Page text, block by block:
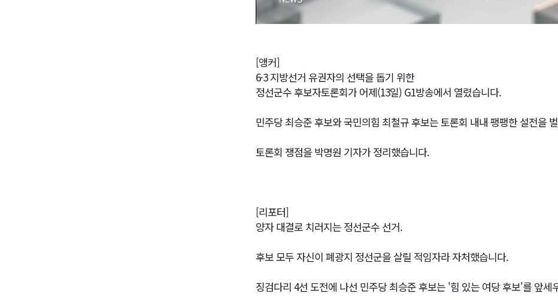
[앵커]
6·3 지방선거 유권자의 선택을 돕기 위한
정선군수 후보자토론회가 어제(13일) G1방송에서 열렸습니다.
민주당 최승준 후보와 국민의힘 최철규 후보는 토론회 내내 팽팽한 설전을
토론회 쟁점을 박명원 기자가 정리했습니다.
[리포터]
양자 대결로 치러지는 정선군수 선거.
후보 모두 자신이 폐광지 정선군을 살릴 적임자라 자처했습니다.
징검다리 4선 도전에 나선 민주당 최승준 후보는 '힘 있는 여당 후보'를 앞세